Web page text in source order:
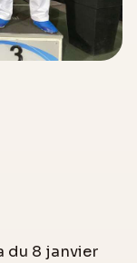
du 8 janvier